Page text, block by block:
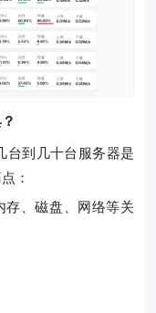
台到几十台服务器是
：
、磁盘、网络等关